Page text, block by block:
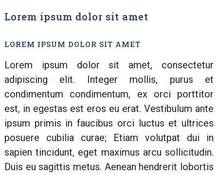
Lorem ipsum dolor sit amet
LOREM IPSUM DOLOR SIT AMET
Lorem ipsum dolor sit amet, consectetur
adipiscing elit. Integer mollis, purus et
condimentum condimentum, ex orci porttitor
est, in egestas est eros eu erat. Vestibulum ante
ipsum primis in faucibus orci luctus et ultrices
posuere cubilia curae; Etiam volutpat dui in
sapien tincidunt, eget maximus arcu sollicitudin.
Duis eu sagittis metus. Aenean hendrerit lobortis